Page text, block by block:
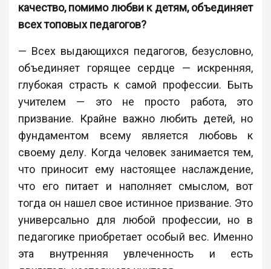
качество, помимо любви к детям, объединяет
всех топовых педагогов?
— Всех выдающихся педагогов, безусловно,
объединяет горящее сердце — искренняя,
глубокая страсть к самой профессии. Быть
учителем — это не просто работа, это
призвание. Крайне важно любить детей, но
фундаментом всему является любовь к
своему делу. Когда человек занимается тем,
что приносит ему настоящее наслаждение,
что его питает и наполняет смыслом, вот
тогда он нашел свое истинное призвание. Это
универсально для любой профессии, но в
педагогике приобретает особый вес. Именно
эта внутренняя увлеченность и есть